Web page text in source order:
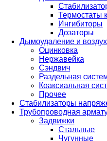
Термостаты
Ингибиторы
Дозаторы
Дымоудаление и
Оцинковка
Нержавейка
Сэндвич
Раздельная
Коаксиальная
Прочее
Стабилизаторы
Трубопроводная
Задвижки
Стальные
Чугунные